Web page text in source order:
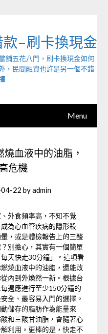
款-刷卡換現金
舖五花八門，刷卡換現金如何
，民間融資也許是另一個不錯
Menu
血液中的油脂，
危機
22 byadmin
外食頻率高，不知不覺
為心血管疾病的隱形殺
，或是體檢報告上的三酸
別擔心，其實有一個簡單
天快走30分鐘」。這項看
燒血液中的油脂，還能改
內到外煥然一新。根據台
週應進行至少150分鐘的
全、最容易入門的選擇。
儲存的脂肪作為能量來
和三酸甘油脂，會隨著心
利用。更棒的是，快走不